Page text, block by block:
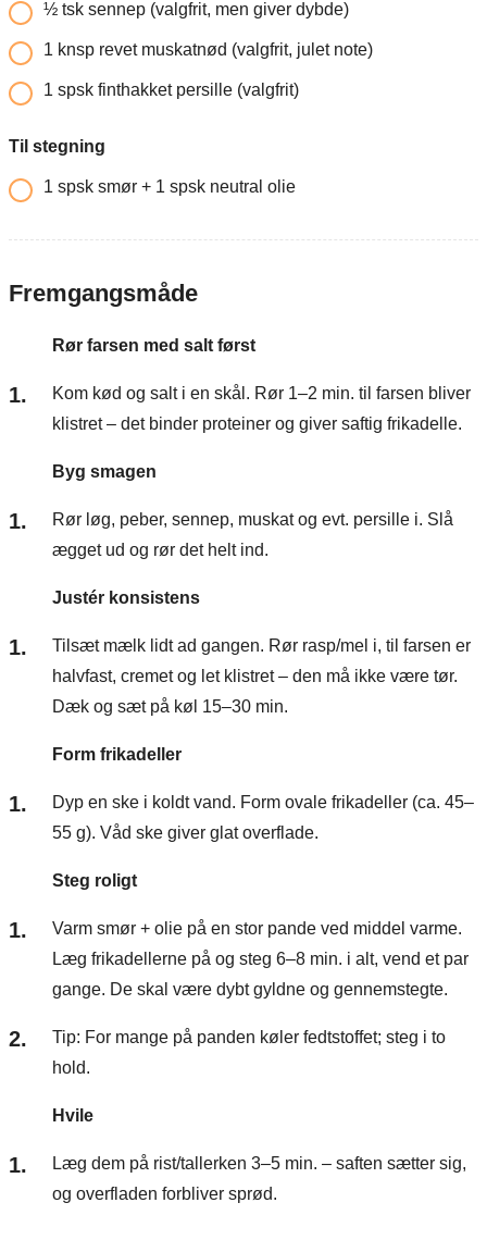
½ tsk sennep (valgfrit, men giver dybde)
1 knsp revet muskatnød (valgfrit, julet note)
1 spsk finthakket persille (valgfrit)
Til stegning
1 spsk smør + 1 spsk neutral olie
Fremgangsmåde
Rør farsen med salt først
Kom kød og salt i en skål. Rør 1–2 min. til farsen bliver
klistret – det binder proteiner og giver saftig frikadelle.
Byg smagen
Rør løg, peber, sennep, muskat og evt. persille i. Slå
ægget ud og rør det helt ind.
Justér konsistens
Tilsæt mælk lidt ad gangen. Rør rasp/mel i, til farsen er
halvfast, cremet og let klistret – den må ikke være tør.
Dæk og sæt på køl 15–30 min.
Form frikadeller
Dyp en ske i koldt vand. Form ovale frikadeller (ca. 45–
55 g). Våd ske giver glat overflade.
Steg roligt
Varm smør + olie på en stor pande ved middel varme.
Læg frikadellerne på og steg 6–8 min. i alt, vend et par
gange. De skal være dybt gyldne og gennemstegte.
Tip: For mange på panden køler fedtstoffet; steg i to
hold.
Hvile
Læg dem på rist/tallerken 3–5 min. – saften sætter sig,
og overfladen forbliver sprød.